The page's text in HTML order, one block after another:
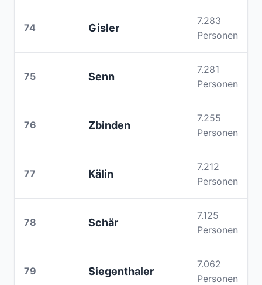
74 Gisler
7.283
Personen
75 Senn
7.281
Personen
76 Zbinden
7.255
Personen
77 Kälin
7.212
Personen
78 Schär
7.125
Personen
79 Siegenthaler
7.062
Personen